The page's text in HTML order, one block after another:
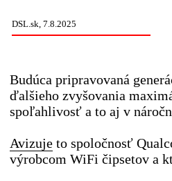
DSL.sk, 7.8.2025
Budúca pripravovaná
ďalšieho zvyšovania
spoľahlivosť a to aj v
Avizuje to spoločnosť
výrobcom WiFi čipsetov a